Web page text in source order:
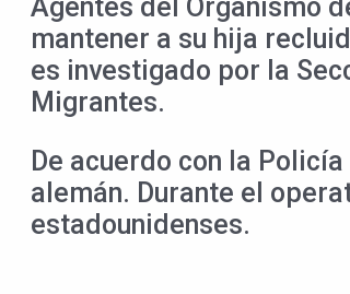
Agentes del Organismo
mantener a su hija
es investigado por la
Migrantes.
De acuerdo con la
alemán. Durante el
estadounidenses.